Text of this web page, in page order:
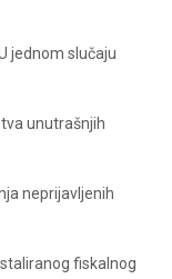
jednom slučaju
unutrašnjih
neprijavljenih
fiskalnog